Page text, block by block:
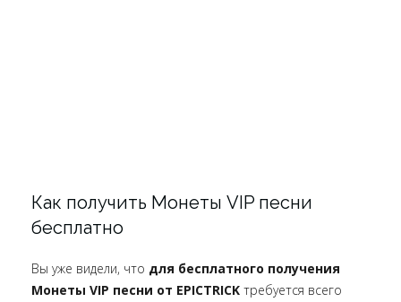
Как получить Монеты VIP песни
бесплатно
Вы уже видели, что для бесплатного получения
Монеты VIP песни от EPICTRICK требуется всего